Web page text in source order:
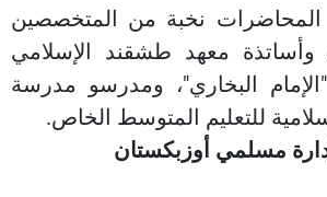
المحاضرات نخبة من المتخصصين
معهد طشقند الإسلامي
البخاري"، ومدرسو مدرسة
للتعليم المتوسط الخاص.
مسلمي أوزبكستان